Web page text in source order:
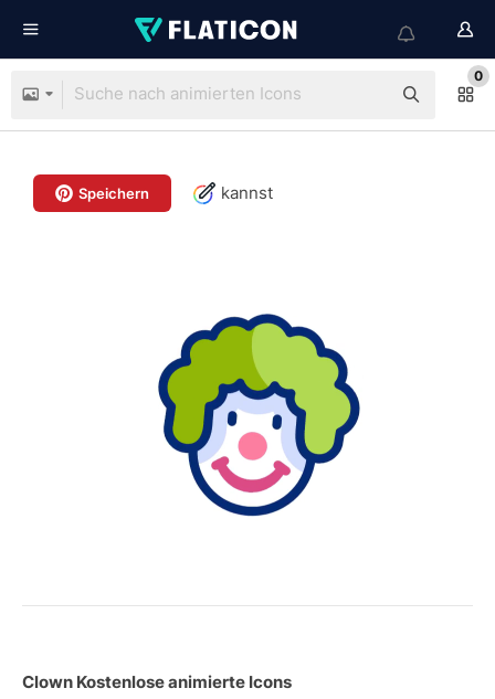
0
Speichern kannst
Clown Kostenlose animierte Icons